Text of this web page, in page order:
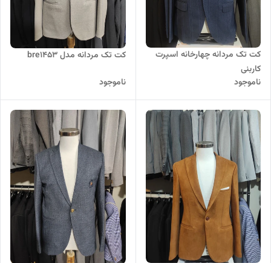
کت تک مردانه چهارخانه اسپرت
کاربنی
ناموجود
کت تک مردانه مدل bre1453
ناموجود